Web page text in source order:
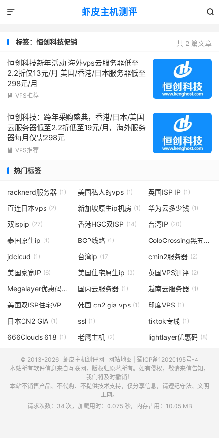
虾皮主机测评 

共 2 篇文章
标签：恒创科技促销
恒创科技新年活动 海外vps云服务器低至
2.2折仅13元/月 美国/香港/日本服务器低至
298元/月
 VPS推荐
恒创科技：跨年采购盛典，香港/日本/美国
云服务器低至2.2折低至19元/月，海外服务
器每月仅需298元
 VPS推荐
热门标签
racknerd服务器 (1) 美国私人的vps (1) 英国ISP IP (1)
直连日本vps (2) 新加坡原生ip机房 (1) 华为云多少钱 (1)
双ispip (27) 香港HGC双ISP (14) 台湾IP (20)
泰国原生ip (1) BGP线路 (1) ColoCrossing黑五
(1)
jdcloud (1) 台湾ip (17) cmin2服务器 (2)
美国家宽IP (6) 美国住宅原生ip (3) 英国VPS测评 (2)
Megalayer优惠码(3) 国内云服务器 (1) 越南云服务器 (1)
美国双ISP住宅VPS 韩国 cn2 gia vps (1) 印度VPS (1)
日本CN2 GIA (1) ssl (1) tiktok专线 (1)
666Clouds 618 (1) 老鹰主机 (2) lightlayer优惠码 (8)
© 2013-2026 虾皮主机测评网 网站地图
蜀ICP备12020195号-4
本站所有软件信息来自互联网，版权归原著所有。如有侵权，敬请来信告知，
我们将及时撤销！
本站不销售产品、不代购、不提供技术支持，仅分享信息，请遵纪守法、文明
上网。
请求次数：34 次，加载用时：0.075 秒，内存占用：10.05 MB